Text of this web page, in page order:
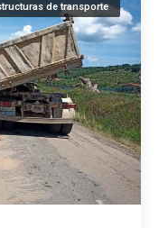
de transporte